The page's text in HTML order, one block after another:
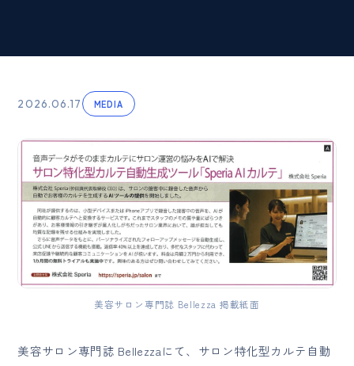
2026.06.17 MEDIA
美容サロン専門誌 Bellezza 掲載紙面
美容サロン専門誌 Bellezzaにて、サロン特化型カルテ自動